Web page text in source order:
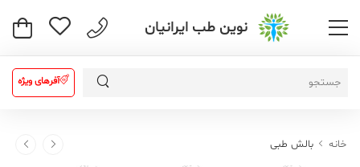
نوین طب ایرانیان
آفرهای ویژه
خانه بالش طبی